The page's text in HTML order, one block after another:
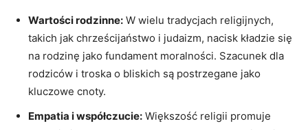
Wartości rodzinne: W wielu tradycjach religijnych,
takich⁣ jak chrześcijaństwo i⁤ judaizm, nacisk kładzie się
na rodzinę jako fundament moralności. Szacunek dla⁢
rodziców i ⁤troska o bliskich są postrzegane jako
kluczowe ‌cnoty.
Empatia i​ współczucie: Większość‌ religii promuje